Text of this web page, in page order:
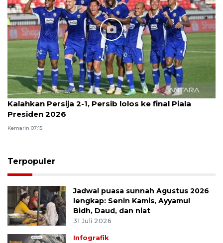
Kalahkan Persija 2-1, Persib lolos ke final Piala
Presiden 2026
Kemarin 07:15
Terpopuler
Jadwal puasa sunnah Agustus 2026
lengkap: Senin Kamis, Ayyamul
Bidh, Daud, dan niat
31 Juli 2026
Infografik